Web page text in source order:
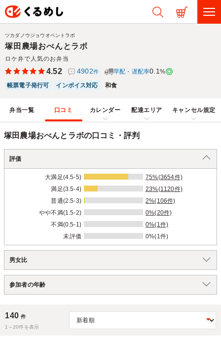
塚田農場おべんとラボ
ロケ弁で人気のお弁当
ツカダノウジョウオベントラボ
4.52 4902件 早配・遅配率0.1 %
帳票電子発行可
インボイス対応 和食
弁当一覧 口コミ カレンダー 配達エリア キャンセル規定
塚田農場おべんとラボの口コミ・評判
評価
大満足(4.5-5)
75%(3654件)
満足(3.5-4)
23%(1120件)
普通(2.5-3)
2%(106件)
やや不満(1.5-2)
0%(20件)
不満(0.5-1)
0%(1件)
未評価
0%(1件)
男女比
参加者の年齢
140 件
1～20件を表示